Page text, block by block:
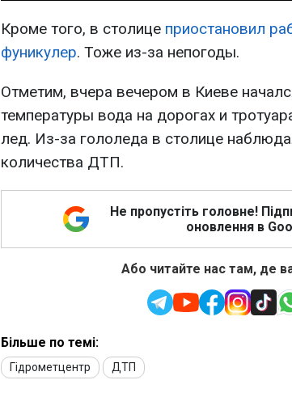
Кроме того, в столице приостановил
фуникулер. Тоже из-за непогоды.
Отметим, вчера вечером в Киеве
температуры вода на дорогах и
лед. Из-за гололеда в столице
количества ДТП.
Не пропустіть головне!
оновлення в
Або читайте нас там, де
Більше по темі:
Гідрометцентр ДТП